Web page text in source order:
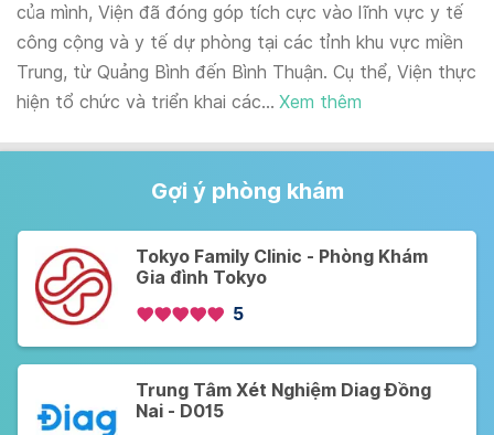
của mình, Viện đã đóng góp tích cực vào lĩnh vực y tế
công cộng và y tế dự phòng tại các tỉnh khu vực miền
Trung, từ Quảng Bình đến Bình Thuận. Cụ thể, Viện thực
hiện tổ chức và triển khai các... Xem thêm
Gợi ý phòng khám
Tokyo Family Clinic - Phòng Khám
Gia đình Tokyo
5
Trung Tâm Xét Nghiệm Diag Đồng
Nai - D015